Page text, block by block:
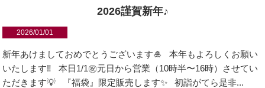
2026謹賀新年♪
2026/01/01
新年あけましておめでとうございます🎍 本年もよろしくお願い
いたします‼️ 本日1/1㊗︎元日から営業（10時半〜16時）させてい
ただきます💡 『福袋』限定販売します✨ 初詣がてら是非...